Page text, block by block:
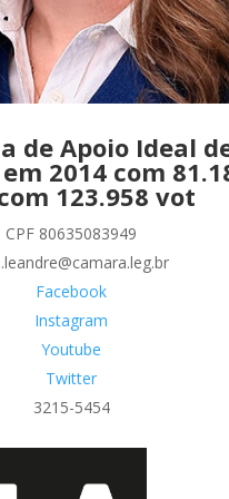
de Apoio Ideal
2014 com
123.958 vot
CPF 80635083949
Facebook
Instagram
Youtube
Twitter
3215-5454